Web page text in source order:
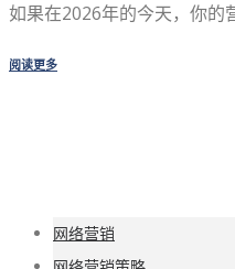
如果在2026年的今天，你的
阅读更多
网络营销